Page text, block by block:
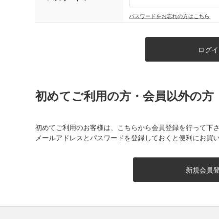
パスワードをお忘れの方はこちら
初めてご利用の方・会員以外の方
初めてご利用のお客様は、こちらから会員登録を行って下
メールアドレスとパスワードを登録しておくと便利にお買